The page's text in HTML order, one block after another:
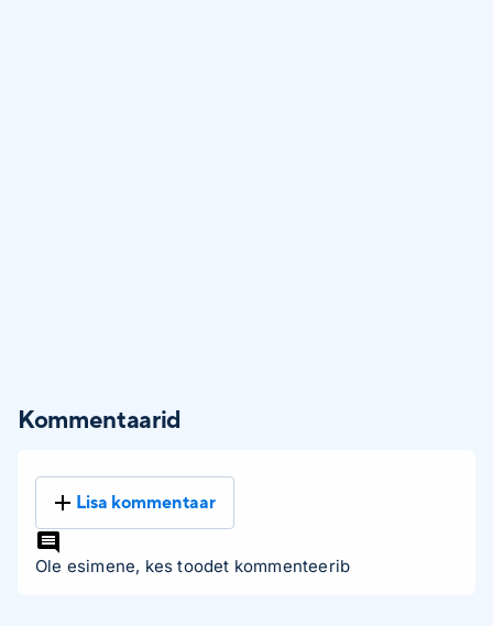
Kommentaarid
Lisa kommentaar
Ole esimene, kes toodet kommenteerib